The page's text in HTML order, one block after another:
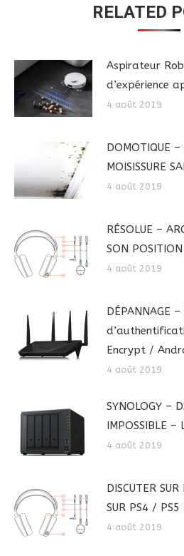
RELATED
Aspirateur
d’expérience
4 août 2019
DOMOTIQUE –
MOISISSURE
4 août 2019
RÉSOLUE –
SON
4 août 2019
DÉPANNAGE
Encrypt /
4 août 2019
SYNOLOGY –
IMPOSSIBLE –
4 août 2019
DISCUTER
SUR PS4 / PS5
4 août 2019